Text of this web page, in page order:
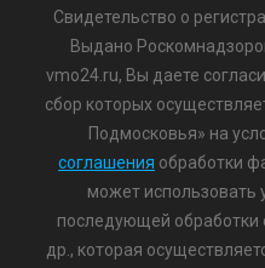
Свидетельство о
Выдано
vmo24.ru, Вы даете
сбор которых
Подмосковья» на
соглашения обработки
может использовать
последующей обработки
др., которая